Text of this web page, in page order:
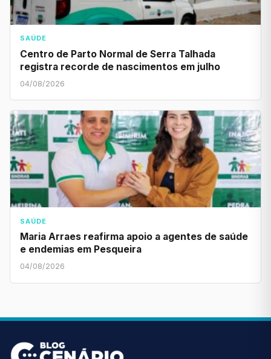
SAÚDE
Centro de Parto Normal de Serra Talhada
registra recorde de nascimentos em julho
04/08/2026
SAÚDE
Maria Arraes reafirma apoio a agentes de saúde
e endemias em Pesqueira
04/08/2026